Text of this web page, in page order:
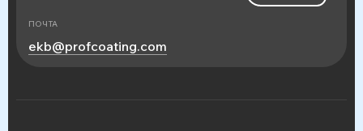
ПОЧТА
ekb@profcoating.com